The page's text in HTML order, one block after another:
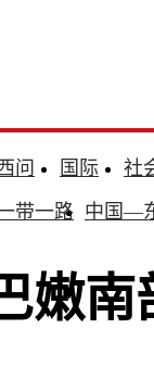
问 国际
社
带一路 中国—
嫩